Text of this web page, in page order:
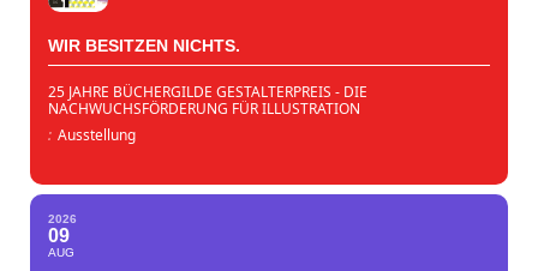
WIR BESITZEN NICHTS.
25 JAHRE BÜCHERGILDE GESTALTERPREIS - DIE
NACHWUCHSFÖRDERUNG FÜR ILLUSTRATION
: Ausstellung
2026
09
AUG